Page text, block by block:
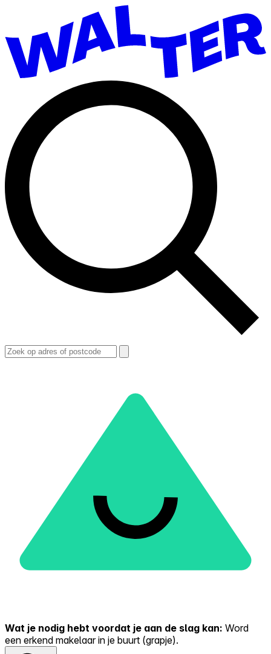
Wat je nodig hebt voordat je aan de slag kan: Word
een erkend makelaar in je buurt (grapje).